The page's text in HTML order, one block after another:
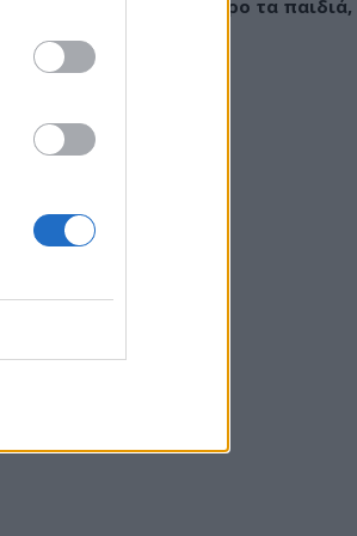
μπορεί να «γεμίσει» σίδηρο τα παιδιά,